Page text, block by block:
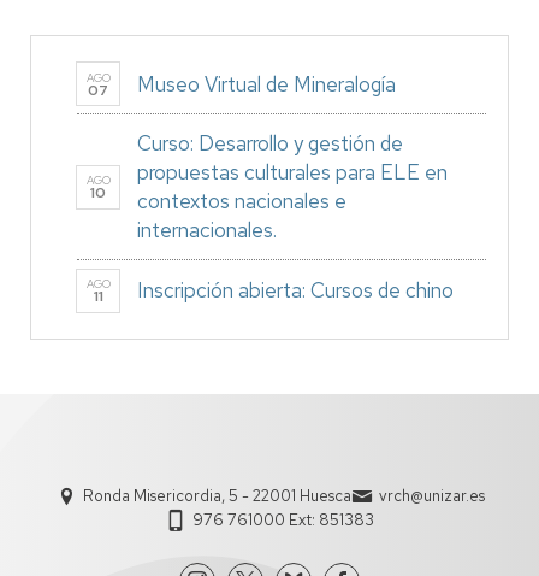
AGO
07 Museo Virtual de Mineralogía
AGO
10
Curso: Desarrollo y gestión de
propuestas culturales para ELE en
contextos nacionales e
internacionales.
AGO
11 Inscripción abierta: Cursos de chino
Ronda Misericordia, 5 - 22001 Huesca
vrch@unizar.es
976 761000 Ext: 851383